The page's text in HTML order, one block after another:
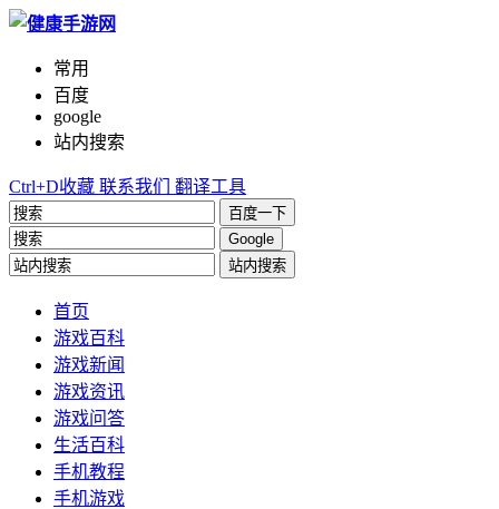
常用
百度
google
站内搜索
Ctrl+D收藏 联系我们 翻译工具
百度一下
Google
站内搜索
首页
游戏百科
游戏新闻
游戏资讯
游戏问答
生活百科
手机教程
手机游戏